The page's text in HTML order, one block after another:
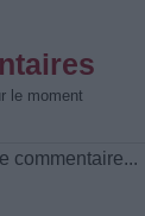
le moment